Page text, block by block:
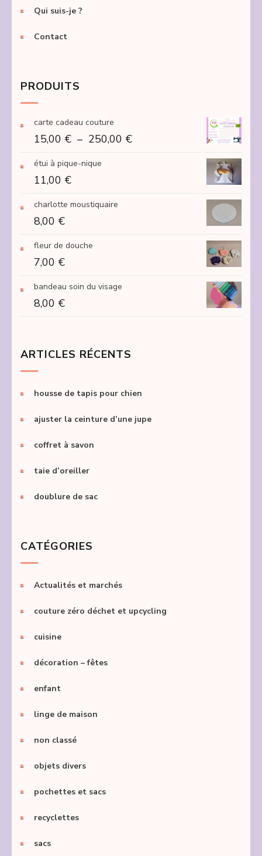
Qui suis-je ?
Contact
PRODUITS
carte cadeau couture
15,00 € – 250,00 €Plage
étui à pique-nique
11,00 €
charlotte moustiquaire
8,00 €
fleur de douche
7,00 €
bandeau soin du visage
8,00 €
ARTICLES RÉCENTS
housse de tapis pour chien
ajuster la ceinture d’une jupe
coffret à savon
taie d’oreiller
doublure de sac
CATÉGORIES
Actualités et marchés
couture zéro déchet et upcycling
cuisine
décoration – fêtes
enfant
linge de maison
non classé
objets divers
pochettes et sacs
recyclettes
sacs